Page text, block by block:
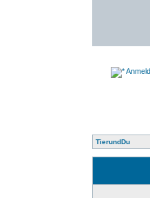
TierundDu